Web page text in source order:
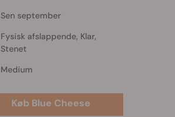
Sen september
Fysisk afslappende, Klar,
Stenet
Medium
Køb Blue Cheese